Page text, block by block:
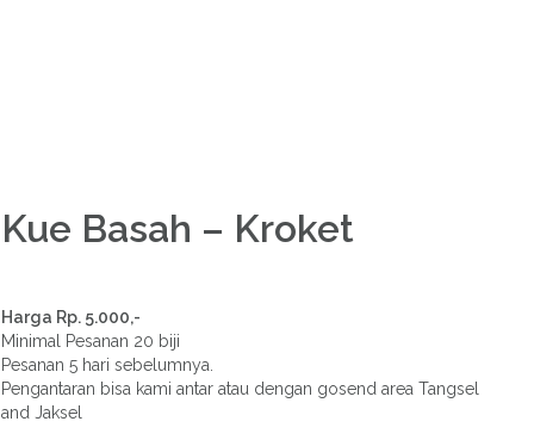
Kue Basah – Kroket
Harga Rp. 5.000,-
Minimal Pesanan 20 biji
Pesanan 5 hari sebelumnya.
Pengantaran bisa kami antar atau dengan gosend area Tangsel
and Jaksel